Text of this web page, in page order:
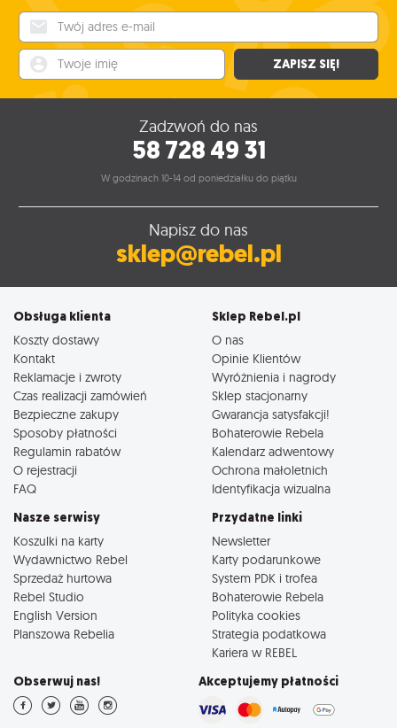
ZAPISZ SIĘ!
Zadzwoń do nas
58 728 49 31
W godzinach 10-14 od poniedziałku do piątku
Napisz do nas
sklep@rebel.pl
Obsługa klienta
Koszty dostawy
Kontakt
Reklamacje i zwroty
Czas realizacji zamówień
Bezpieczne zakupy
Sposoby płatności
Regulamin rabatów
O rejestracji
FAQ
Sklep Rebel.pl
O nas
Opinie Klientów
Wyróżnienia i nagrody
Sklep stacjonarny
Gwarancja satysfakcji!
Bohaterowie Rebela
Kalendarz adwentowy
Ochrona małoletnich
Identyfikacja wizualna
Nasze serwisy
Koszulki na karty
Wydawnictwo Rebel
Sprzedaż hurtowa
Rebel Studio
English Version
Planszowa Rebelia
Przydatne linki
Newsletter
Karty podarunkowe
System PDK i trofea
Bohaterowie Rebela
Polityka cookies
Strategia podatkowa
Kariera w REBEL
Obserwuj nas! Akceptujemy płatności